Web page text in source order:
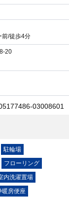
前/徒歩4分
20
03008601
駐輪場
フローリング
内洗濯置場
暖房便座